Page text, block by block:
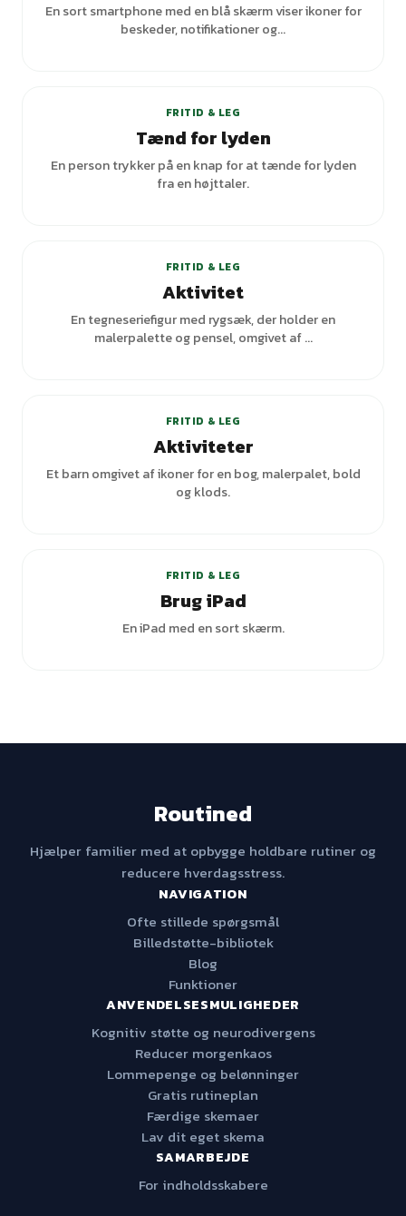
En sort smartphone med en blå skærm viser ikoner for
beskeder, notifikationer og...
FRITID & LEG
Tænd for lyden
En person trykker på en knap for at tænde for lyden
fra en højttaler.
FRITID & LEG
Aktivitet
En tegneseriefigur med rygsæk, der holder en
malerpalette og pensel, omgivet af ...
FRITID & LEG
Aktiviteter
Et barn omgivet af ikoner for en bog, malerpalet, bold
og klods.
FRITID & LEG
Brug iPad
En iPad med en sort skærm.
Routined
Hjælper familier med at opbygge holdbare rutiner og
reducere hverdagsstress.
NAVIGATION
Ofte stillede spørgsmål
Billedstøtte-bibliotek
Blog
Funktioner
ANVENDELSESMULIGHEDER
Kognitiv støtte og neurodivergens
Reducer morgenkaos
Lommepenge og belønninger
Gratis rutineplan
Færdige skemaer
Lav dit eget skema
SAMARBEJDE
For indholdsskabere